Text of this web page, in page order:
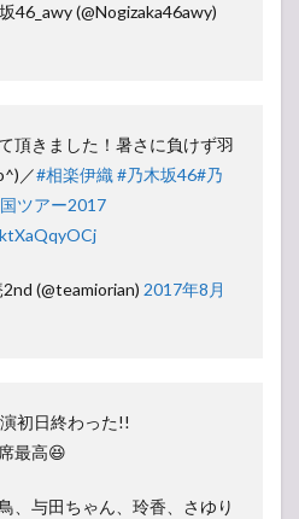
46_awy (@Nogizaka46awy)
頂きました！暑さに負けず羽
／#相楽伊織#乃木坂46#乃
ツアー2017
(@teamiorian) 2017年8月
初日終わった!!
最高😆
、与田ちゃん、玲香、さゆり